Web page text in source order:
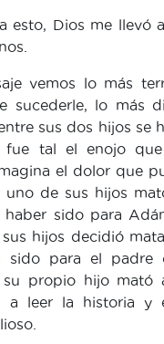
esto, Dios me llevó
vemos lo más
sucederle, lo más
sus dos hijos se
fue tal el enojo
el dolor que
uno de sus hijos
sido para
hijos decidió
sido para el padre
su propio hijo mató
a leer la historia y